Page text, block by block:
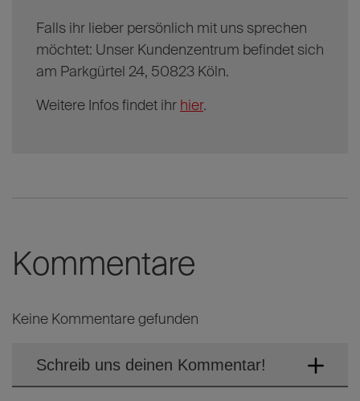
Falls ihr lieber persönlich mit uns sprechen
möchtet: Unser Kundenzentrum befindet sich
am Parkgürtel 24, 50823 Köln.
Weitere Infos findet ihr hier.
Kommentare
Keine Kommentare gefunden
Schreib uns deinen Kommentar!